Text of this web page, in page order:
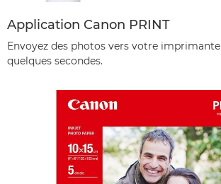
Application Canon PRINT
Envoyez des photos vers votre
quelques secondes.